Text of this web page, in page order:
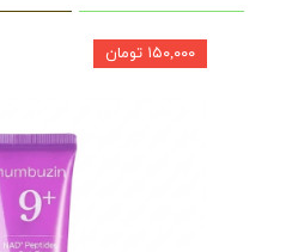
۱۵۰,۰۰۰ تومان